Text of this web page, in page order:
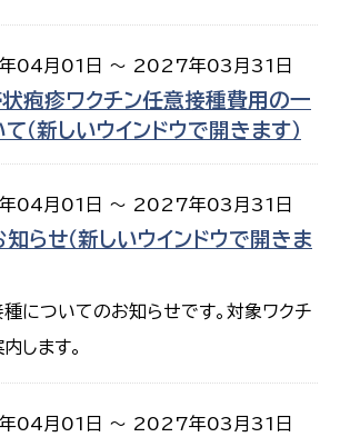
年04月01日 ～ 2027年03月31日
疱疹ワクチン任意接種費用の一
（新しいウインドウで開きます）
年04月01日 ～ 2027年03月31日
らせ（新しいウインドウで開きま
についてのお知らせです。対象ワクチ
します。
年04月01日 ～ 2027年03月31日